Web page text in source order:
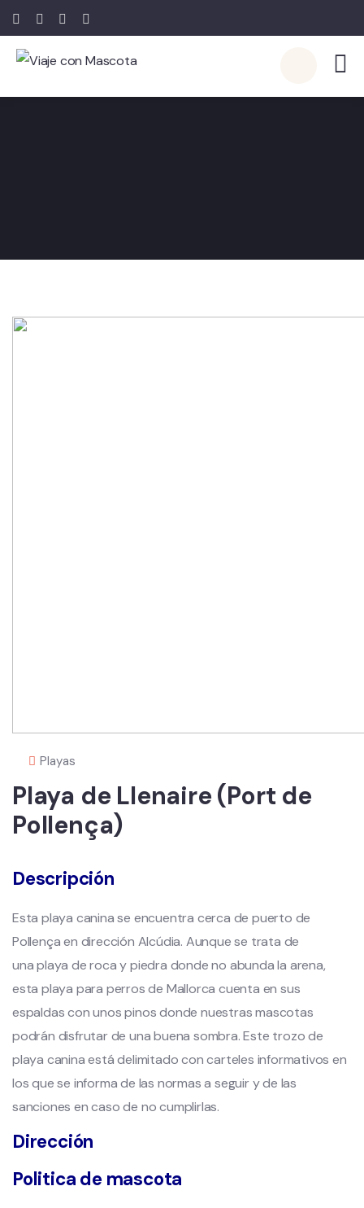
Playas
Playa de Llenaire (Port de
Pollença)
Descripción
Esta playa canina se encuentra cerca de puerto de
Pollença en dirección Alcúdia. Aunque se trata de
una playa de roca y piedra donde no abunda la arena,
esta playa para perros de Mallorca cuenta en sus
espaldas con unos pinos donde nuestras mascotas
podrán disfrutar de una buena sombra. Este trozo de
playa canina está delimitado con carteles informativos en
los que se informa de las normas a seguir y de las
sanciones en caso de no cumplirlas.
Dirección
Politica de mascota